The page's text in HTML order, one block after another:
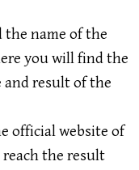
the name of the
you will find the
result of the
official website of
the result